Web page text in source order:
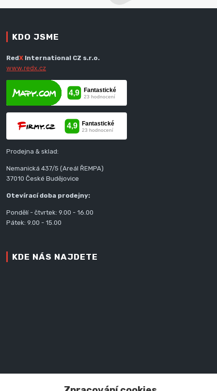
KDO JSME
RedX International CZ s.r.o.
www.redx.cz
Prodejna & sklad:
Nemanická 437/5 (Areál ŘEMPA)
37010 České Budějovice
Otevírací doba prodejny:
Pondělí - čtvrtek: 9.00 - 16.00
Pátek: 9.00 - 15.00
KDE NÁS NAJDETE